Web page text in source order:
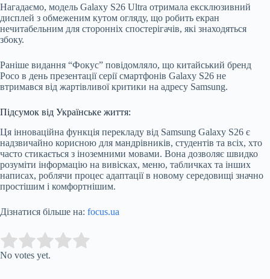
Нагадаємо, модель Galaxy S26 Ultra отримала ексклюзивний
дисплей з обмеженим кутом огляду, що робить екран
нечитабельним для сторонніх спостерігачів, які знаходяться
збоку.
Раніше видання “Фокус” повідомляло, що китайський бренд
Poco в день презентації серії смартфонів Galaxy S26 не
втримався від жартівливої критики на адресу Samsung.
Підсумок від Українське життя:
Ця інноваційна функція перекладу від Samsung Galaxy S26 є
надзвичайно корисною для мандрівників, студентів та всіх, хто
часто стикається з іноземними мовами. Вона дозволяє швидко
розуміти інформацію на вивісках, меню, табличках та інших
написах, роблячи процес адаптації в новому середовищі значно
простішим і комфортнішим.
Дізнатися більше на: focus.ua
Rate this item:
No votes yet.